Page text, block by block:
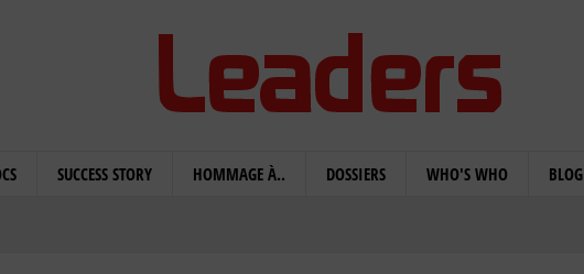
SUCCESS STORY HOMMAGE À.. DOSSIERS WHO'S WHO BLOG